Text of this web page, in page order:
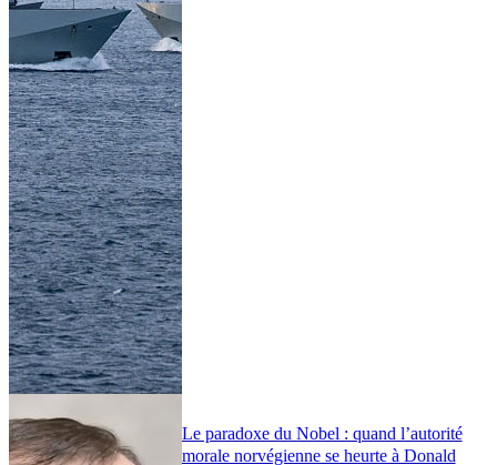
Le paradoxe du Nobel : quand l’autorité
morale norvégienne se heurte à Donald